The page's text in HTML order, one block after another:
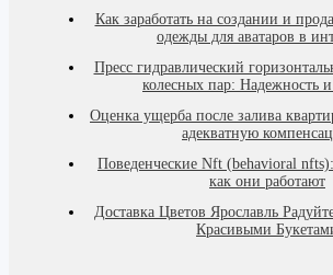
Как заработать на создании и
одежды для аватаров в
Пресс гидравлический
колесных пар: Надежность и
Оценка ущерба после залива
адекватную
Поведенческие Nft (behavioral nfts):
как они работают
Доставка Цветов Ярославль
Красивыми